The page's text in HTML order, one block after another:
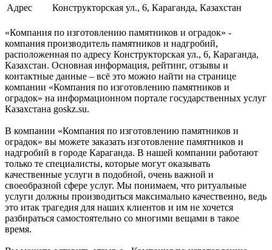
Адрес
Конструкторская ул., 6, Караганда, Казахстан
«Компания по изготовлению памятников и оградок» -
компания производитель памятников и надгробий,
расположенная по адресу Конструкторская ул., 6, Караганда,
Казахстан. Основная информация, рейтинг, отзывы и
контактные данные – всё это можно найти на странице
компании «Компания по изготовлению памятников и
оградок» на информационном портале государственных услуг
Казахстана goskz.su.
В компании «Компания по изготовлению памятников и
оградок» вы можете заказать изготовление памятников и
надгробий в городе Караганда. В нашей компании работают
только те специалисты, которые могут оказывать
качественные услуги в подобной, очень важной и
своеобразной сфере услуг. Мы понимаем, что ритуальные
услуги должны производиться максимально качественно, ведь
это итак трагедия для наших клиентов и им не хочется
разбираться самостоятельно со многими вещами в такое
время.